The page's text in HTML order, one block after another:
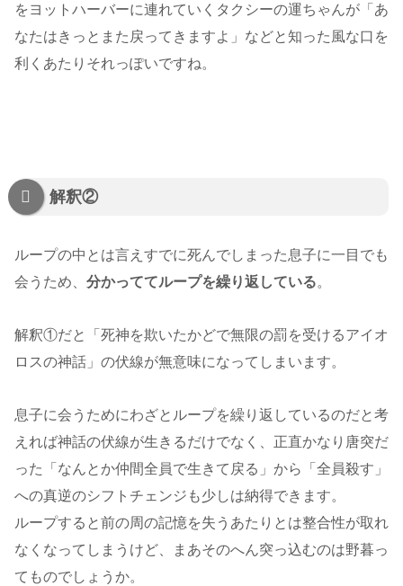
をヨットハーバーに連れていくタクシーの運ちゃんが「あ
なたはきっとまた戻ってきますよ」などと知った風な口を
利くあたりそれっぽいですね。
解釈②
ループの中とは言えすでに死んでしまった息子に一目でも
会うため、 分かっててループを繰り返している。
解釈①だと「死神を欺いたかどで無限の罰を受けるアイオ
ロスの神話」の伏線が無意味になってしまいます。
息子に会うためにわざとループを繰り返しているのだと考
えれば神話の伏線が生きるだけでなく、正直かなり唐突だ
った「なんとか仲間全員で生きて戻る」から「全員殺す」
への真逆のシフトチェンジも少しは納得できます。
ループすると前の周の記憶を失うあたりとは整合性が取れ
なくなってしまうけど、まあそのへん突っ込むのは野暮っ
てものでしょうか。